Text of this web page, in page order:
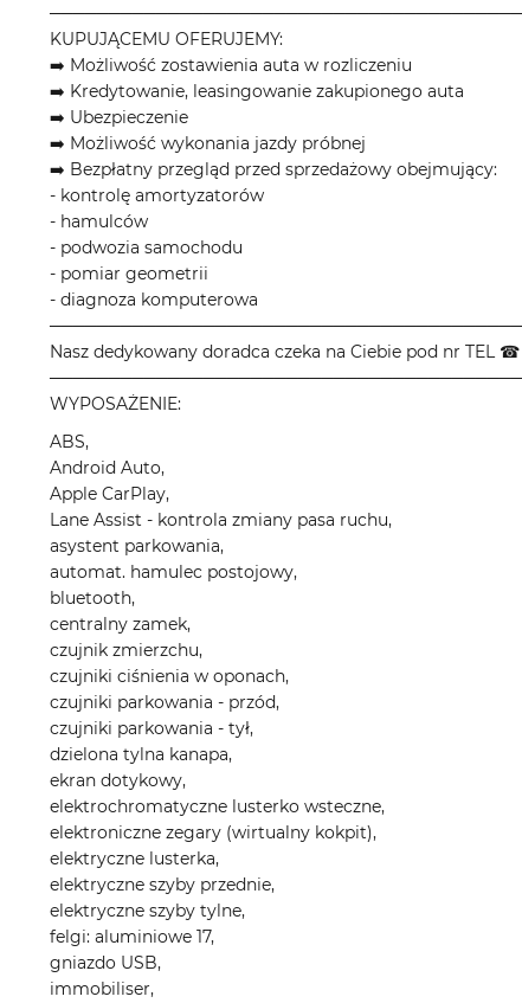
KUPUJĄCEMU OFERUJEMY:
➡️ Możliwość zostawienia auta w rozliczeniu
➡️ Kredytowanie, leasingowanie zakupionego auta
➡️ Ubezpieczenie
➡️ Możliwość wykonania jazdy próbnej
➡️ Bezpłatny przegląd przed sprzedażowy obejmujący:
- kontrolę amortyzatorów
- hamulców
- podwozia samochodu
- pomiar geometrii
- diagnoza komputerowa
Nasz dedykowany doradca czeka na Ciebie pod nr TEL ☎
WYPOSAŻENIE:
ABS,
Android Auto,
Apple CarPlay,
Lane Assist - kontrola zmiany pasa ruchu,
asystent parkowania,
automat. hamulec postojowy,
bluetooth,
centralny zamek,
czujnik zmierzchu,
czujniki ciśnienia w oponach,
czujniki parkowania - przód,
czujniki parkowania - tył,
dzielona tylna kanapa,
ekran dotykowy,
elektrochromatyczne lusterko wsteczne,
elektroniczne zegary (wirtualny kokpit),
elektryczne lusterka,
elektryczne szyby przednie,
elektryczne szyby tylne,
felgi: aluminiowe 17,
gniazdo USB,
immobiliser,